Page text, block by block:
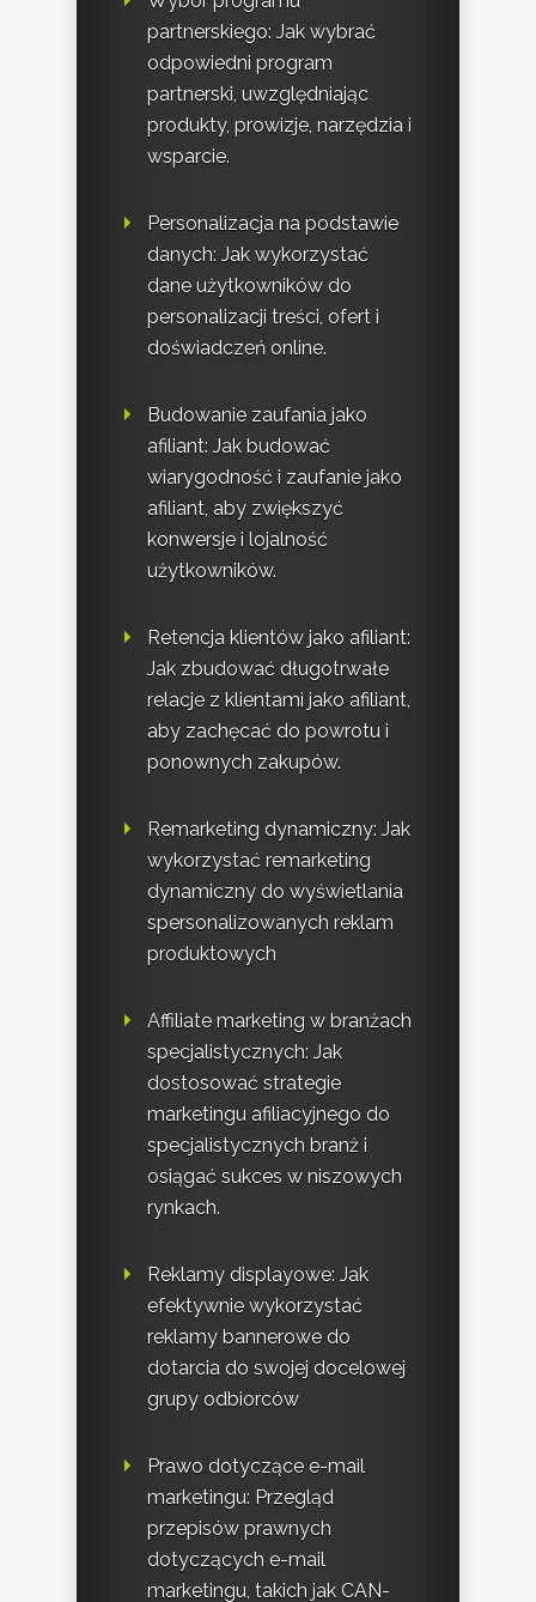
partnerskiego: Jak wybrać
odpowiedni program
partnerski, uwzględniając
produkty, prowizje, narzędzia i
wsparcie.
Personalizacja na podstawie
danych: Jak wykorzystać
dane użytkowników do
personalizacji treści, ofert i
doświadczeń online.
Budowanie zaufania jako
afiliant: Jak budować
wiarygodność i zaufanie jako
afiliant, aby zwiększyć
konwersje i lojalność
użytkowników.
Retencja klientów jako afiliant:
Jak zbudować długotrwałe
relacje z klientami jako afiliant,
aby zachęcać do powrotu i
ponownych zakupów.
Remarketing dynamiczny: Jak
wykorzystać remarketing
dynamiczny do wyświetlania
spersonalizowanych reklam
produktowych
Affiliate marketing w branżach
specjalistycznych: Jak
dostosować strategie
marketingu afiliacyjnego do
specjalistycznych branż i
osiągać sukces w niszowych
rynkach.
Reklamy displayowe: Jak
efektywnie wykorzystać
reklamy bannerowe do
dotarcia do swojej docelowej
grupy odbiorców
Prawo dotyczące e-mail
marketingu: Przegląd
przepisów prawnych
dotyczących e-mail
marketingu, takich jak CAN-